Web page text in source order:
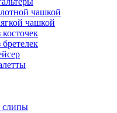
чашкой
чашкой
слипы